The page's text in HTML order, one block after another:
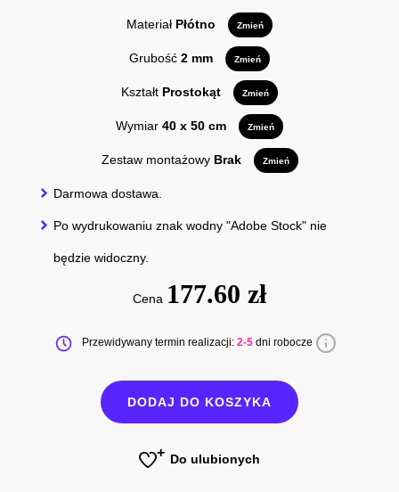
Materiał Płótno Zmień
Grubość 2 mm Zmień
Kształt Prostokąt Zmień
Wymiar 40 x 50 cm Zmień
Zestaw montażowy Brak Zmień
Darmowa dostawa.
Po wydrukowaniu znak wodny "Adobe Stock" nie
będzie widoczny.
Cena 177.60 zł
Przewidywany termin realizacji: 2-5 dni robocze
DODAJ DO KOSZYKA
Do ulubionych